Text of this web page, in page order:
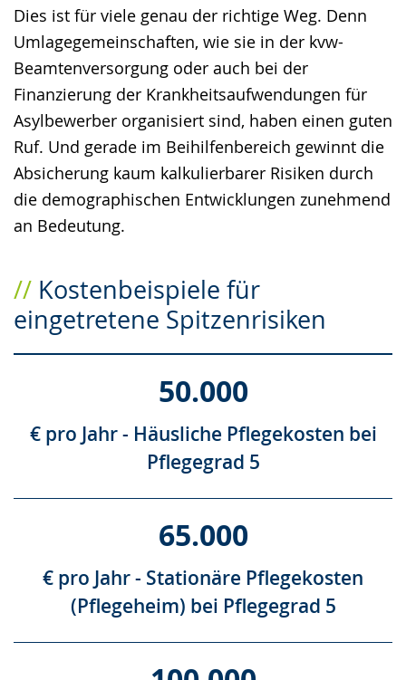
Dies ist für viele genau der richtige Weg. Denn
Umlagegemeinschaften, wie sie in der kvw-
Beamtenversorgung oder auch bei der
Finanzierung der Krankheitsaufwendungen für
Asylbewerber organisiert sind, haben einen guten
Ruf. Und gerade im Beihilfenbereich gewinnt die
Absicherung kaum kalkulierbarer Risiken durch
die demographischen Entwicklungen zunehmend
an Bedeutung.
Kostenbeispiele für
eingetretene Spitzenrisiken
50.000
€ pro Jahr - Häusliche Pflegekosten bei
Pflegegrad 5
65.000
€ pro Jahr - Stationäre Pflegekosten
(Pflegeheim) bei Pflegegrad 5